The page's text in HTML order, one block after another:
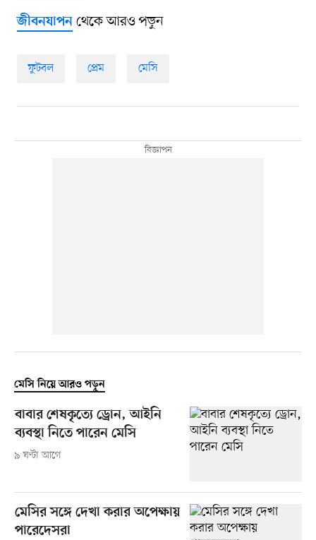
জীবনযাপনথেকে আরও পড়ুন
ফুটবল প্রেম মেসি
মেসি নিয়ে আরও পড়ুন
বাবার শেষকৃত্যে ড্রোন, আইনি
ব্যবস্থা নিতে পারেন মেসি
৯ ঘণ্টা আগে
মেসির সঙ্গে দেখা করার অপেক্ষায়
পারেদেসরা